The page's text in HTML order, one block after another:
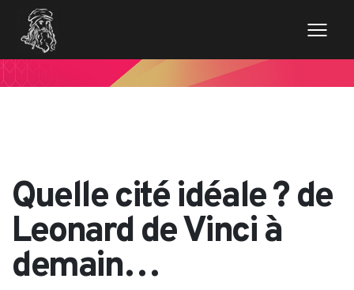
// Variables des champs de la page de news $imageentete
= get_field('image_entete'); ?>
Quelle cité idéale ? de
Leonard de Vinci à
demain…